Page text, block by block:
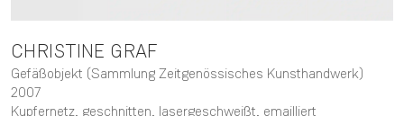
CHRISTINE GRAF
Gefäßobjekt (Sammlung Zeitgenössisches Kunsthandwerk)
2007
Kupfernetz, geschnitten, lasergeschweißt, emailliert